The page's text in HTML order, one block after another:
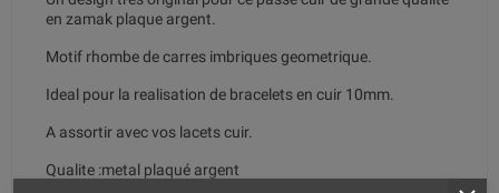
en zamak plaque argent.
Motif rhombe de carres imbriques geometrique.
Ideal pour la realisation de bracelets en cuir 10mm.
A assortir avec vos lacets cuir.
Qualite :metal plaqué argent